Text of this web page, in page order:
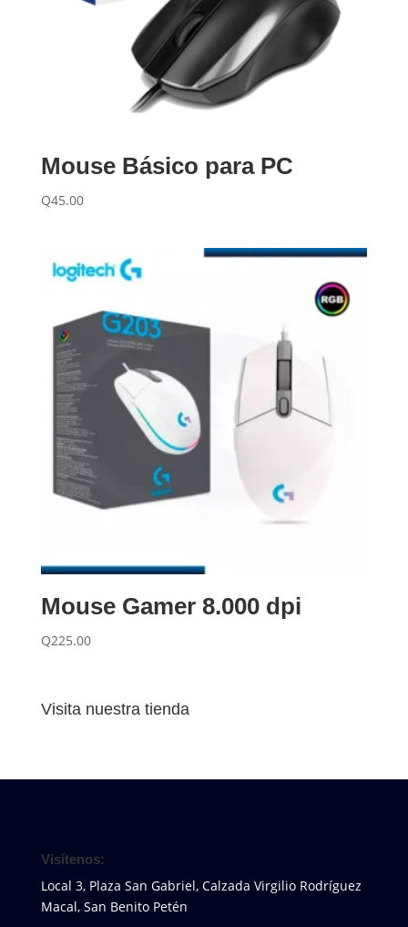
Mouse Básico para PC
Q45.00
Mouse Gamer 8.000 dpi
Q225.00
Visita nuestra tienda
Visítenos:
Local 3, Plaza San Gabriel, Calzada Virgilio Rodríguez
Macal, San Benito Petén